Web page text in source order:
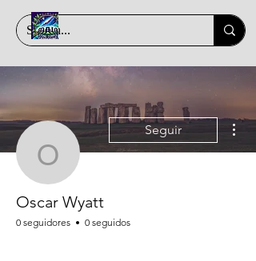
Oscar Wyatt
Seguir
Oscar Wyatt
0 seguidores 0 seguidos